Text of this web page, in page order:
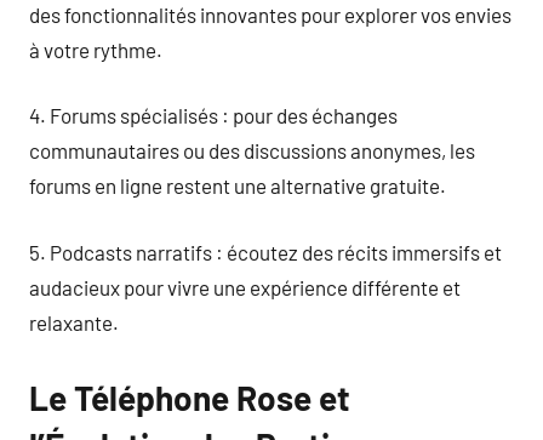
des fonctionnalités innovantes pour explorer vos envies
à votre rythme.
4. Forums spécialisés : pour des échanges
communautaires ou des discussions anonymes, les
forums en ligne restent une alternative gratuite.
5. Podcasts narratifs : écoutez des récits immersifs et
audacieux pour vivre une expérience différente et
relaxante.
Le Téléphone Rose et